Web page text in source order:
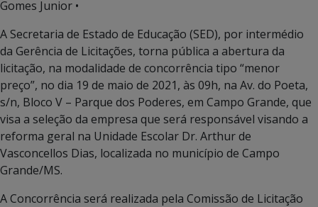
Gomes Junior •
A Secretaria de Estado de Educação (SED), por intermédio
da Gerência de Licitações, torna pública a abertura da
licitação, na modalidade de concorrência tipo “menor
preço”, no dia 19 de maio de 2021, às 09h, na Av. do Poeta,
s/n, Bloco V – Parque dos Poderes, em Campo Grande, que
visa a seleção da empresa que será responsável visando a
reforma geral na Unidade Escolar Dr. Arthur de
Vasconcellos Dias, localizada no município de Campo
Grande/MS.
A Concorrência será realizada pela Comissão de Licitação